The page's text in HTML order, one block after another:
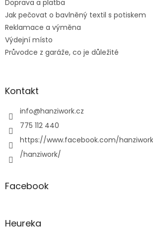
Doprava a platba
Jak pečovat o bavlněný textil s potiskem
Reklamace a výměna
Výdejní místo
Průvodce z garáže, co je důležité
Kontakt
info@hanziwork.cz
775 112 440
https://www.facebook.com/
/hanziwork/
Facebook
Heureka